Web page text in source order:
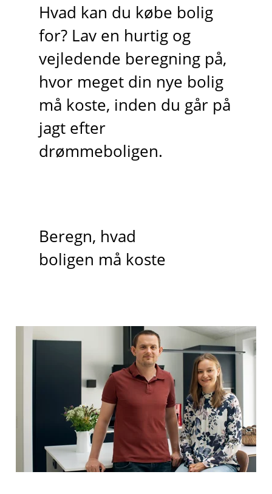
Hvad kan du købe bolig
for? Lav en hurtig og
vejledende beregning på,
hvor meget din nye bolig
må koste, inden du går på
jagt efter
drømmeboligen.
Beregn, hvad
boligen må koste